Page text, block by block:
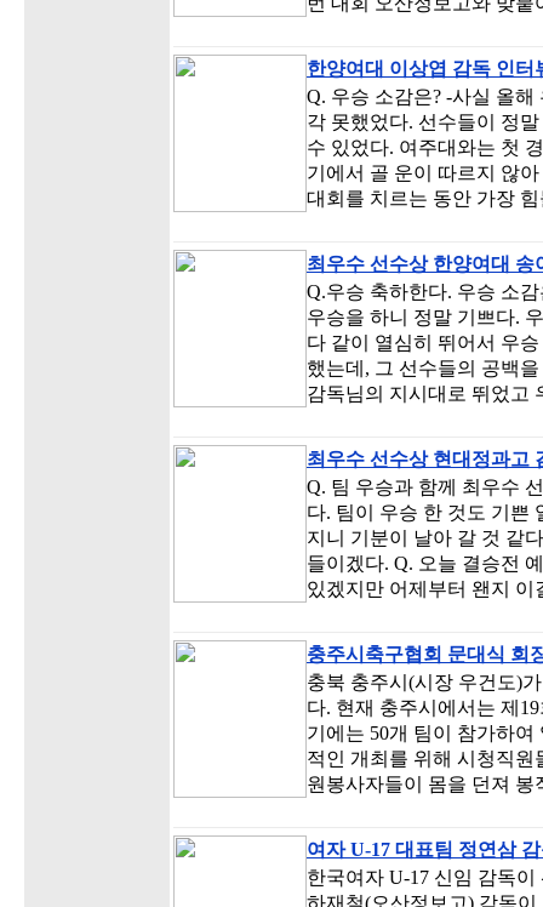
한양여대 이상엽 감독 인터
Q. 우승 소감은? -사실 올
각 못했었다. 선수들이 정
수 있었다. 여주대와는 첫
기에서 골 운이 따르지 않
대회를 치르는 동안 가장
최우수 선수상 한양여대
Q.우승 축하한다. 우승 소
우승을 하니 정말 기쁘다.
다 같이 열심히 뛰어서 우
했는데, 그 선수들의 공백
감독님의 지시대로 뛰었고
최우수 선수상 현대정과고
Q. 팀 우승과 함께 최우수
다. 팀이 우승 한 것도 기쁜
지니 기분이 날아 갈 것 같
들이겠다. Q. 오늘 결승전
있겠지만 어제부터 왠지
충주시축구협회 문대식 회
충북 충주시(시장 우건도)
다. 현재 충주시에서는 제
기에는 50개 팀이 참가하
적인 개최를 위해 시청직
원봉사자들이 몸을 던져
여자 U-17 대표팀 정연삼
한국여자 U-17 신임 감독
하재철(오산정보고) 감독